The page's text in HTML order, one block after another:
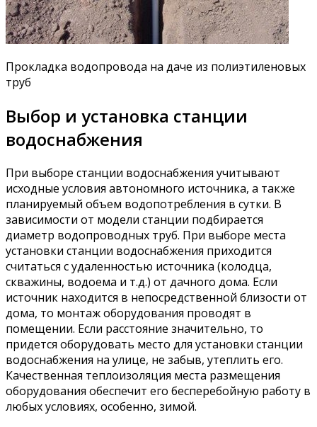
Прокладка водопровода на даче из полиэтиленовых
труб
Выбор и установка станции
водоснабжения
При выборе станции водоснабжения учитывают
исходные условия автономного источника, а также
планируемый объем водопотребления в сутки. В
зависимости от модели станции подбирается
диаметр водопроводных труб. При выборе места
установки станции водоснабжения приходится
считаться с удаленностью источника (колодца,
скважины, водоема и т.д.) от дачного дома. Если
источник находится в непосредственной близости от
дома, то монтаж оборудования проводят в
помещении. Если расстояние значительно, то
придется оборудовать место для установки станции
водоснабжения на улице, не забыв, утеплить его.
Качественная теплоизоляция места размещения
оборудования обеспечит его бесперебойную работу в
любых условиях, особенно, зимой.